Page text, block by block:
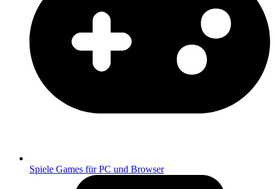
Spiele Games für PC und Browser